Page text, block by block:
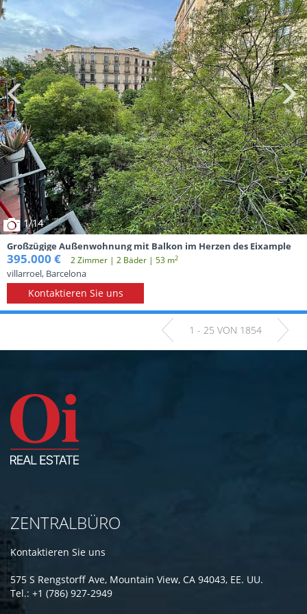
1/14
Großzügige Außenwohnung mit Balkon im Herzen des Eixample
395.000 € 2 Zimmer | 2 Вäder | 53 m2
villarroel, Barcelona
Kontaktieren Sie uns
1 - 25 VON 1854
ZENTRALBÜRO
Kontaktieren Sie uns
575 S Rengstorff Ave, Mountain View, CA 94043, EE. UU.
Tel.: +1 (786) 927-2949